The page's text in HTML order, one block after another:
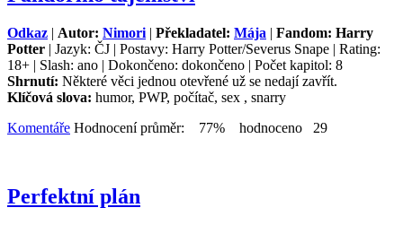
Odkaz | Autor: Nimori | Překladatel: Mája | Fandom: Harry
Potter | Jazyk: ČJ | Postavy: Harry Potter/Severus Snape | Rating:
18+ | Slash: ano | Dokončeno: dokončeno | Počet kapitol: 8
Shrnutí: Některé věci jednou otevřené už se nedají zavřít.
Klíčová slova: humor, PWP, počítač, sex , snarry
Komentáře Hodnocení průměr: 77% hodnoceno 29
Perfektní plán